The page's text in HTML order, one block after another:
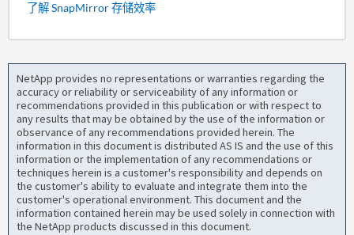
了解 SnapMirror 存储效率
NetApp provides no representations or warranties regarding the
accuracy or reliability or serviceability of any information or
recommendations provided in this publication or with respect to
any results that may be obtained by the use of the information or
observance of any recommendations provided herein. The
information in this document is distributed AS IS and the use of this
information or the implementation of any recommendations or
techniques herein is a customer's responsibility and depends on
the customer's ability to evaluate and integrate them into the
customer's operational environment. This document and the
information contained herein may be used solely in connection with
the NetApp products discussed in this document.